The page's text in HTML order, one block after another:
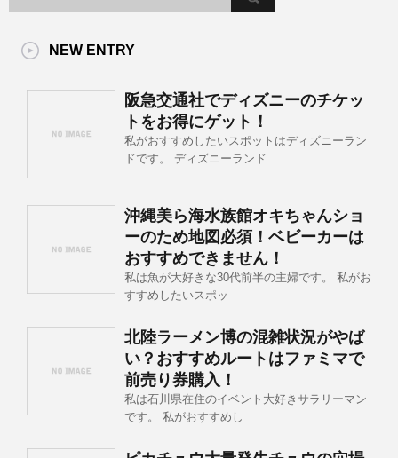
NEW ENTRY
阪急交通社でディズニーのチケッ
トをお得にゲット！
私がおすすめしたいスポットはディズニーラン
ドです。 ディズニーランド
沖縄美ら海水族館オキちゃんショ
ーのため地図必須！ベビーカーは
おすすめできません！
私は魚が大好きな30代前半の主婦です。 私がお
すすめしたいスポッ
北陸ラーメン博の混雑状況がやば
い？おすすめルートはファミマで
前売り券購入！
私は石川県在住のイベント大好きサラリーマン
です。 私がおすすめし